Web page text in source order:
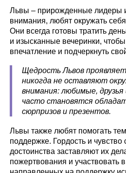
Львы – прирожденные лидеры
внимания, любят окружать
Они всегда готовы тратить
и изысканные вечеринки,
впечатление и подчеркнуть
Щедрость Львов
никогда не оставляют
внимания: любимые, друзья
часто становятся
сюрпризов и презентов.
Львы также любят помогать
поддержке. Гордость и чувство
достоинства заставляют их
пожертвования и участвовать